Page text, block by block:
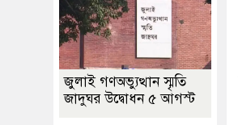
জুলাই গণঅভ্যুত্থান স্মৃতি
জাদুঘর উদ্বোধন ৫ আগস্ট